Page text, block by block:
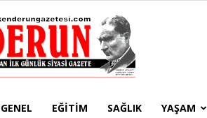
GENEL EĞITIM SAĞLIK YAŞAM